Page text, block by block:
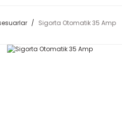
Sigorta Otomatik 35 Amp